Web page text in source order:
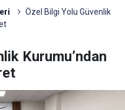
Özel Bilgi Yolu Güvenlik
Kurumu’ndan